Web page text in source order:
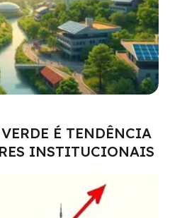
É TENDÊNCIA
INSTITUCIONAIS